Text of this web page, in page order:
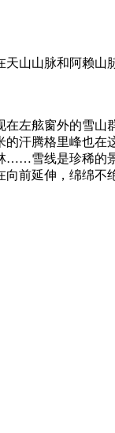
山山脉和阿赖山
在左舷窗外的雪
的汗腾格里峰也
……雪线是珍稀的
向前延伸，绵绵